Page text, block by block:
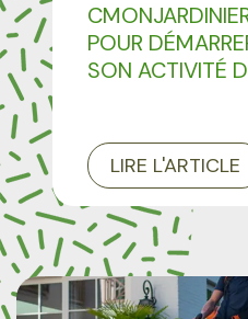
POUR
SON ACTIVITÉ
DEVENIR MEMBRE
NOS OFFRES PRO
LIRE L'ARTICLE